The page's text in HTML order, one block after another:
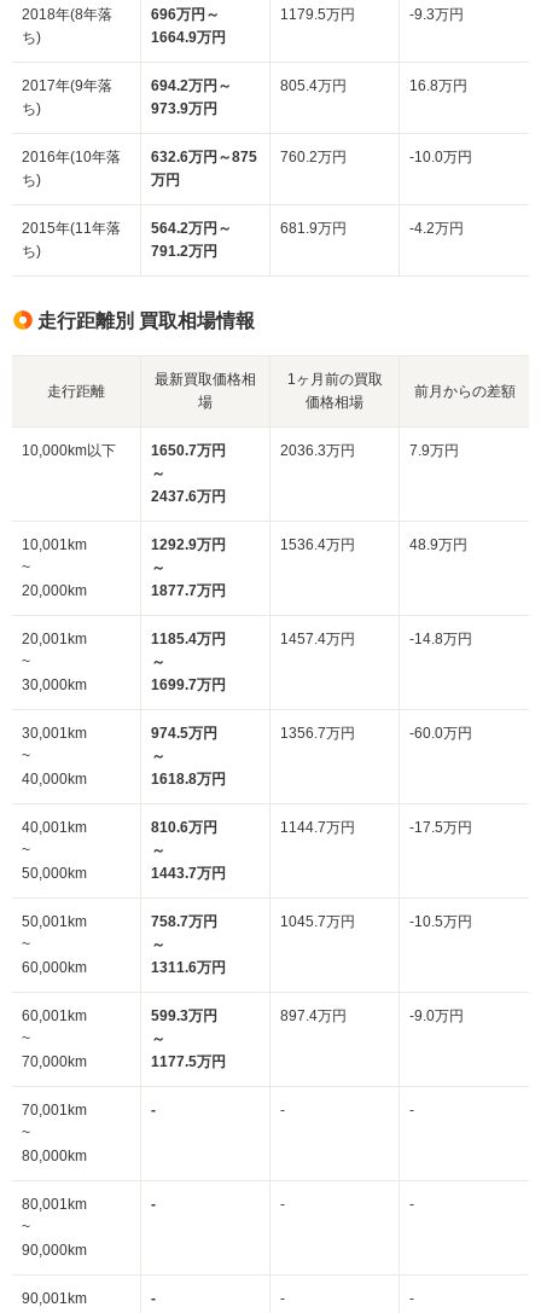
2018年(8年落
ち)
696万円～
1664.9万円
1179.5万円 -9.3万円
2017年(9年落
ち)
694.2万円～
973.9万円
805.4万円 16.8万円
2016年(10年落
ち)
632.6万円～875
万円
760.2万円 -10.0万円
2015年(11年落
ち)
564.2万円～
791.2万円
681.9万円 -4.2万円
走行距離別 買取相場情報
走行距離
最新買取価格相
場
1ヶ月前の買取
価格相場
前月からの差額
10,000km以下
1650.7万円
～
2437.6万円
2036.3万円 7.9万円
10,001km
~
20,000km
1292.9万円
～
1877.7万円
1536.4万円 48.9万円
20,001km
~
30,000km
1185.4万円
～
1699.7万円
1457.4万円 -14.8万円
30,001km
~
40,000km
974.5万円
～
1618.8万円
1356.7万円 -60.0万円
40,001km
~
50,000km
810.6万円
～
1443.7万円
1144.7万円 -17.5万円
50,001km
~
60,000km
758.7万円
～
1311.6万円
1045.7万円 -10.5万円
60,001km
~
70,000km
599.3万円
～
1177.5万円
897.4万円 -9.0万円
70,001km
~
80,000km
- - -
80,001km
~
90,000km
- - -
90,001km
- - -